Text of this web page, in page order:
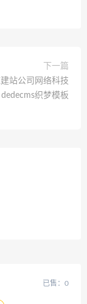
下一篇
站公司网络科技
织梦模板
已售：0